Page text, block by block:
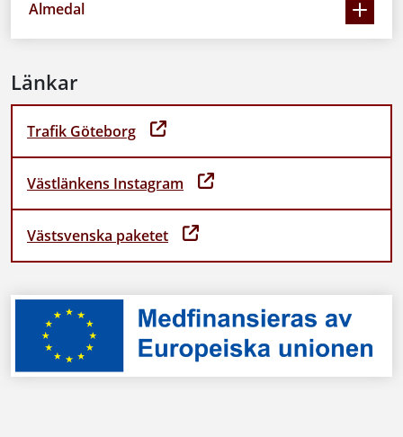
Almedal
Länkar
Trafik Göteborg
Västlänkens Instagram
Västsvenska paketet